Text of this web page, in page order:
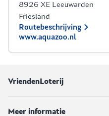
8926 XE Leeuwarden
Friesland
Routebeschrijving
www.aquazoo.nl
VriendenLoterij
Meer informatie